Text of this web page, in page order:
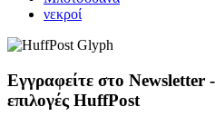
νεκροί
Εγγραφείτε στο Newsletter
επιλογές HuffPost